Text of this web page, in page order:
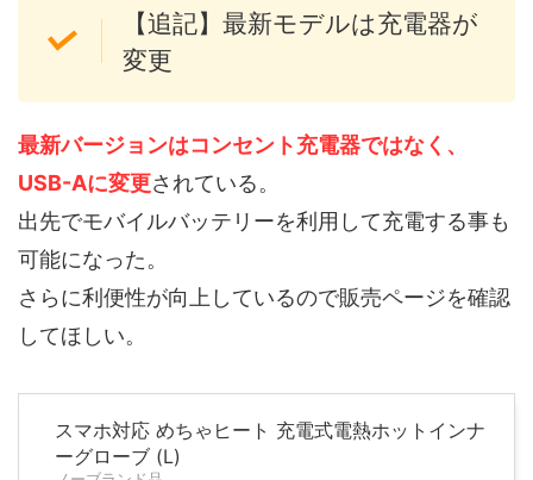
【追記】最新モデルは充電器が
変更
最新バージョンはコンセント充電器ではなく、
USB-Aに変更されている。
出先でモバイルバッテリーを利用して充電する事も
可能になった。
さらに利便性が向上しているので販売ページを確認
してほしい。
スマホ対応 めちゃヒート 充電式電熱ホットインナ
ーグローブ (L)